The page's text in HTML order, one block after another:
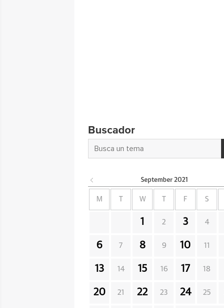
Buscador
September 2021
M W F S
1 2 3 4
6 7 8 9 10 11
13 14 15 16 17 18
20 21 22 23 24 25